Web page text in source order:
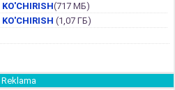
(717 МБ)
(1,07 ГБ)
Reklama